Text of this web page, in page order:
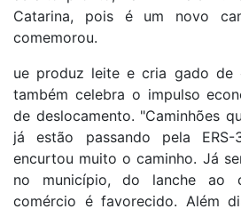
Catarina, pois é um novo
comemorou.
ue produz leite e cria gado de
também celebra o impulso
de deslocamento. "Caminhões
já estão passando pela
encurtou muito o caminho. Já
no município, do lanche ao
comércio é favorecido. Além